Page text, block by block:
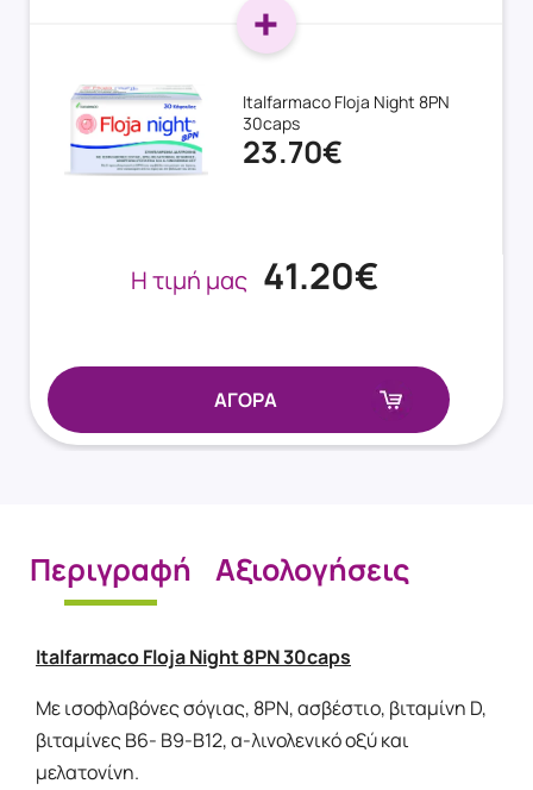
Italfarmaco Floja Night 8PN
30caps
23.70€
Η τιμή μας 41.20€
ΑΓΟΡΑ
Περιγραφή Αξιολογήσεις
Italfarmaco Floja Night 8PN 30caps
Με ισοφλαβόνες σόγιας, 8PN, ασβέστιο, βιταμίνη D,
βιταμίνες B6- B9-B12, α-λινολενικό οξύ και
μελατονίνη.